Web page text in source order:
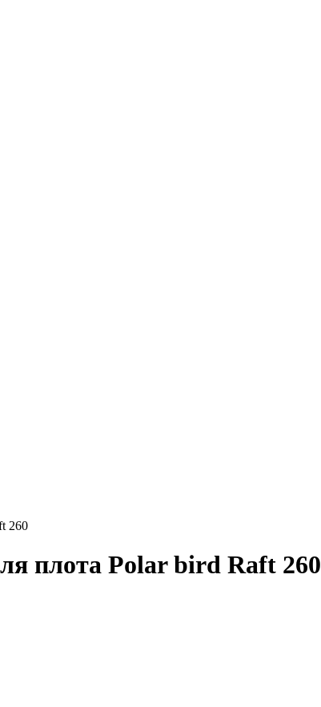
260
плота Polar bird Raft 260